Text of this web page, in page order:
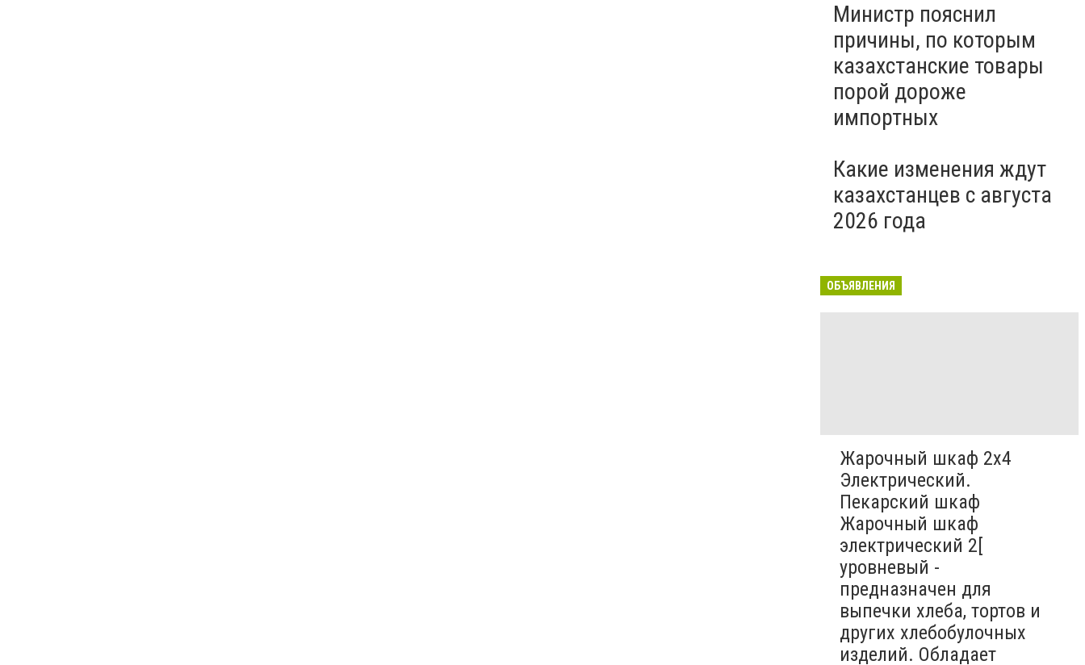
Министр пояснил
причины, по которым
казахстанские товары
порой дороже
импортных
Какие изменения ждут
казахстанцев с августа
2026 года
ОБЪЯВЛЕНИЯ
Жарочный шкаф 2х4
Электрический.
Пекарский шкаф
Жарочный шкаф
электрический 2[
уровневый -
предназначен для
выпечки хлеба, тортов и
других хлебобулочных
изделий. Обладает